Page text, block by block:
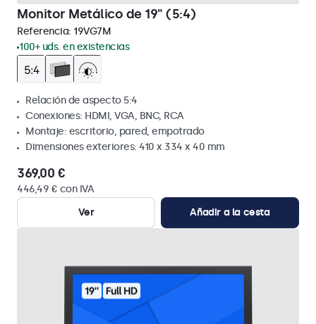
Monitor Metálico de 19" (5:4)
Referencia: 19VG7M
100+ uds. en existencias
Relación de aspecto 5:4
Conexiones: HDMI, VGA, BNC, RCA
Montaje: escritorio, pared, empotrado
Dimensiones exteriores: 410 x 334 x 40 mm
369,00 €
446,49 € con IVA
Ver
Añadir a la cesta